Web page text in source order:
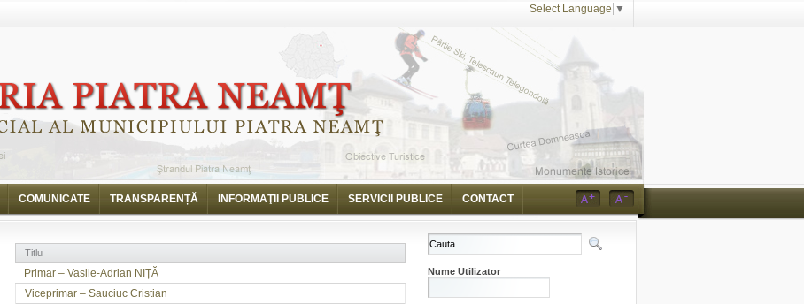
Select Language ▼
COMUNICATE TRANSPARENȚĂ INFORMAŢII PUBLICE SERVICII PUBLICE CONTACT
Titlu
Primar – Vasile-Adrian NIȚĂ
Viceprimar – Sauciuc Cristian
Nume Utilizator